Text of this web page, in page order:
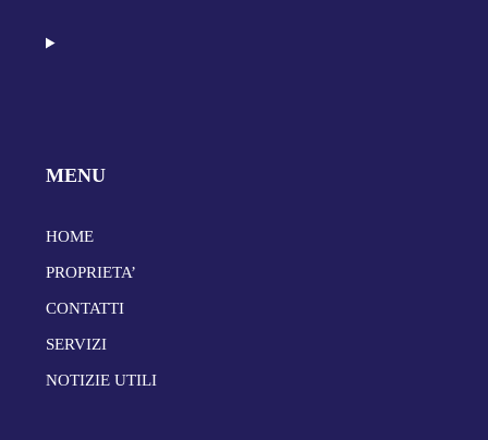
MENU
HOME
PROPRIETA’
CONTATTI
SERVIZI
NOTIZIE UTILI